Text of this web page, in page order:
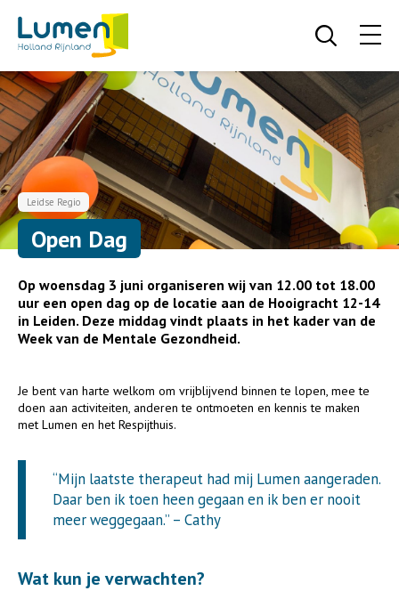
Leidse Regio
Open Dag
Op woensdag 3 juni organiseren wij van 12.00 tot 18.00
uur een open dag op de locatie aan de Hooigracht 12-14
in Leiden. Deze middag vindt plaats in het kader van de
Week van de Mentale Gezondheid.
Je bent van harte welkom om vrijblijvend binnen te lopen, mee te
doen aan activiteiten, anderen te ontmoeten en kennis te maken
met Lumen en het Respijthuis.
“Mijn laatste therapeut had mij Lumen aangeraden.
Daar ben ik toen heen gegaan en ik ben er nooit
meer weggegaan.” – Cathy
Wat kun je verwachten?